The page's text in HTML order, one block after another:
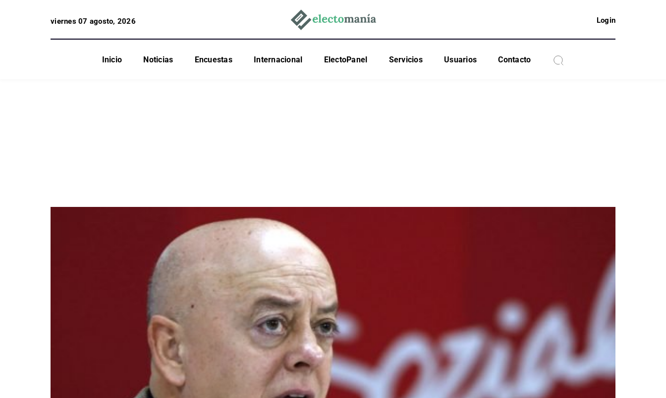
viernes 07 agosto, 2026 Login
Inicio Noticias Encuestas Internacional ElectoPanel Servicios Usuarios Contacto